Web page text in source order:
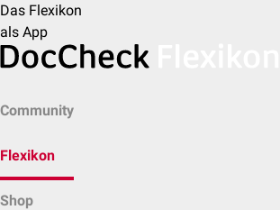
Das Flexikon
als App
Community
Flexikon
Shop